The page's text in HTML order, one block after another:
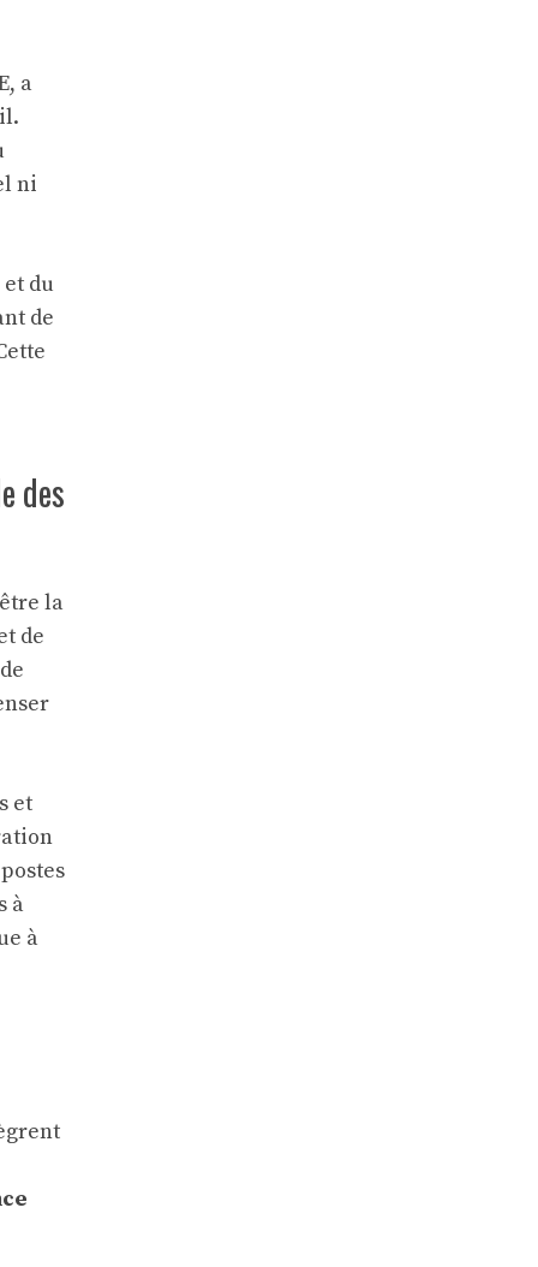
a
ni
du
de
des
la
de
et
à
à